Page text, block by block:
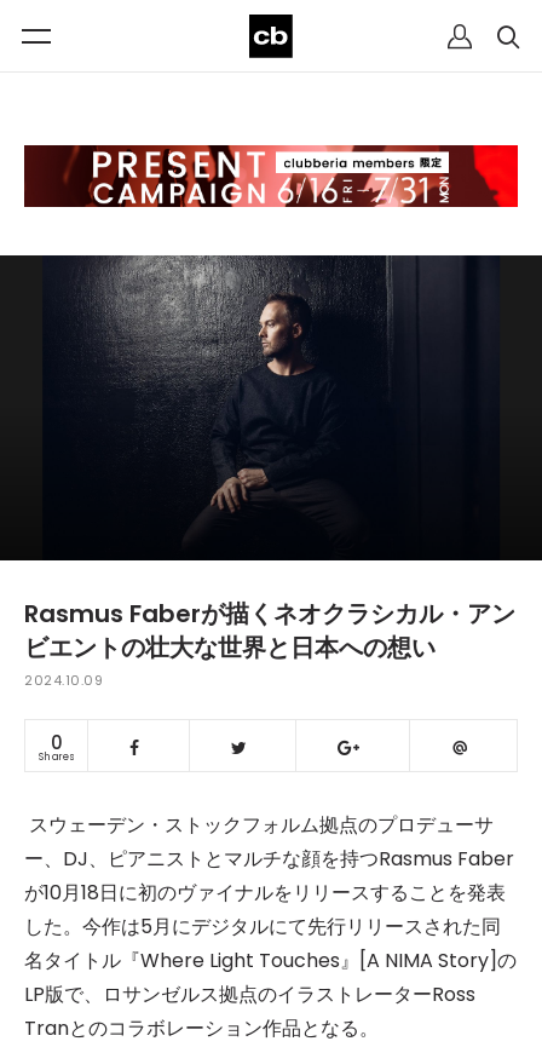
Rasmus Faberが描くネオクラシカル・アン
ビエントの壮大な世界と日本への想い
2024.10.09
0
Shares
スウェーデン・ストックフォルム拠点のプロデューサ
ー、DJ、ピアニストとマルチな顔を持つRasmus Faber
が10月18日に初のヴァイナルをリリースすることを発表
した。今作は5月にデジタルにて先行リリースされた同
名タイトル『Where Light Touches』[A NIMA Story]の
LP版で、ロサンゼルス拠点のイラストレーターRoss
Tranとのコラボレーション作品となる。